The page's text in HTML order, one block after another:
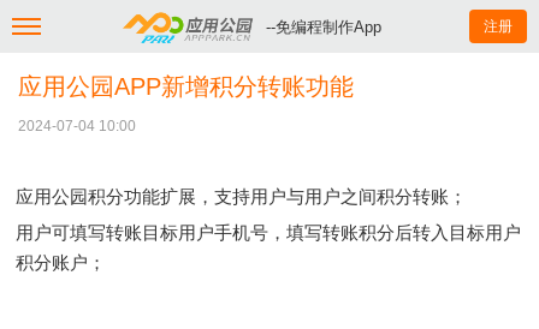
--免编程制作App 注册
应用公园APP新增积分转账功能
2024-07-04 10:00
应用公园积分功能扩展，支持用户与用户之间积分转账；
用户可填写转账目标用户手机号，填写转账积分后转入目标用户
积分账户；